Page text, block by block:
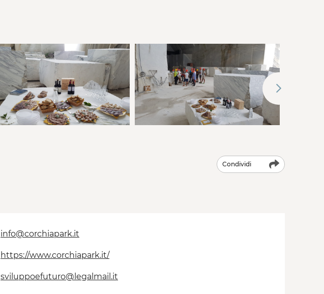
Condividi
info@corchiapark.it
https://www.corchiapark.it/
sviluppoefuturo@legalmail.it